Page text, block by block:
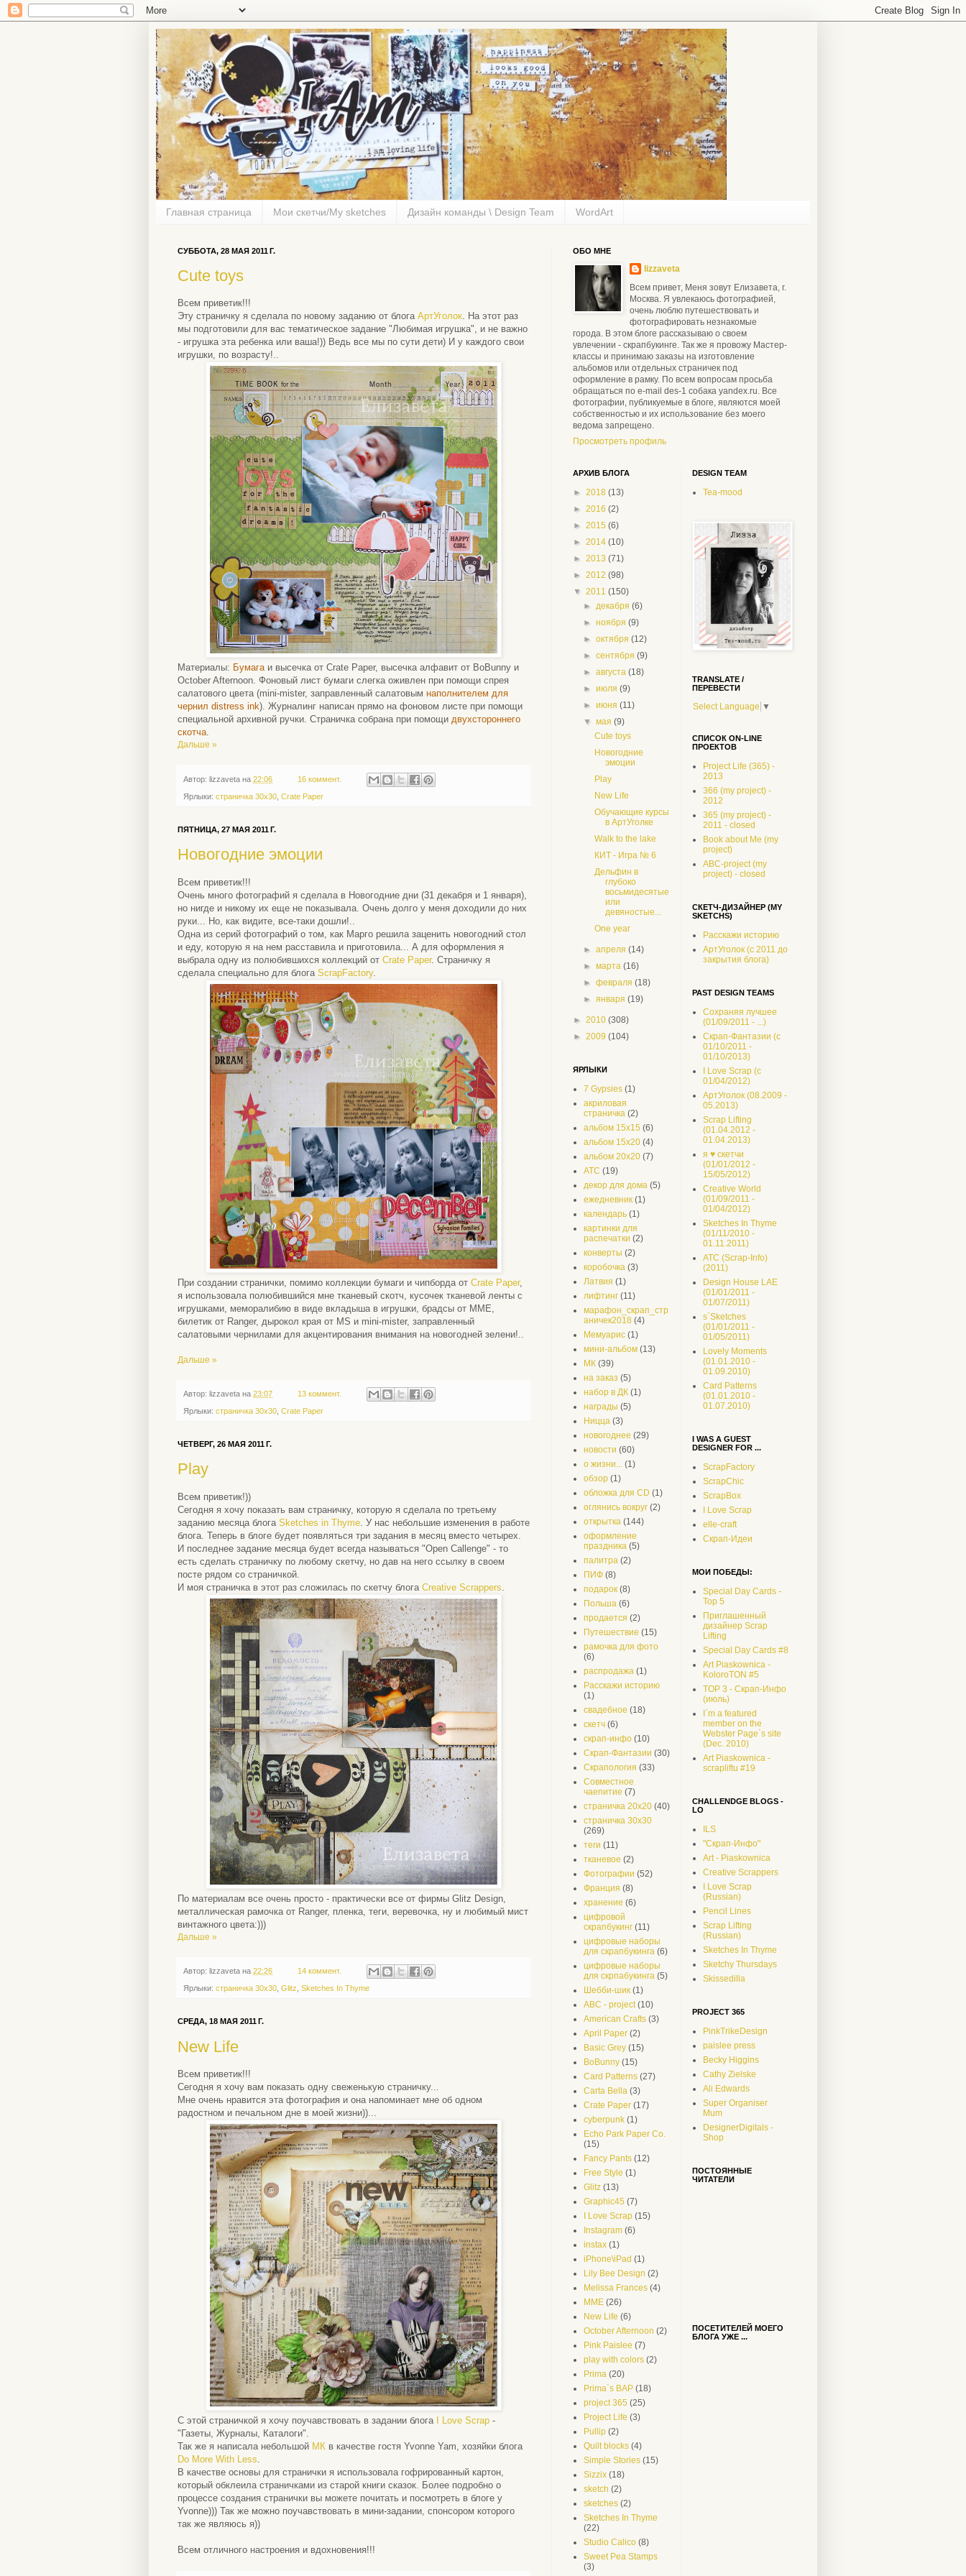
Главная страница Мои скетчи/My sketches Дизайн команды \ Design Team WordArt
СУББОТА, 28 МАЯ 2011 Г.
Cute toys
Всем приветик!!!
Эту страничку я сделала по новому заданию от блога АртУголок. На этот раз
мы подготовили для вас тематическое задание "Любимая игрушка", и не важно
- игрушка эта ребенка или ваша!)) Ведь все мы по сути дети) И у каждого свои
игрушки, по возрасту!..
Материалы: Бумагаи высечка от Crate Paper, высечка алфавит от BoBunny и
October Afternoon. Фоновый лист бумаги слегка оживлен при помощи спрея
салатового цвета (mini-mister, заправленный салатовым наполнителем для
чернил distress ink). Журналинг написан прямо на фоновом листе при помощи
специальной архивной ручки. Страничка собрана при помощи двухстороннего
скотча.
Дальше »
Автор: lizzaveta на 22:06 16 коммент.
Ярлыки: страничка 30х30 Crate Paper
ПЯТНИЦА, 27 МАЯ 2011 Г.
Новогодние эмоции
Всем приветик!!!
Очень много фотографий я сделала в Новогодние дни (31 декабря и 1 января),
но нигде и никому их еще не показывала. Очень долго у меня доходили до них
руки... Но, как видите, все-таки дошли!..
Одна из серий фотографий о том, как Марго решила заценить новогодний стол
и еду, которую я на нем расставила и приготовила... А для оформления я
выбрала одну из полюбившихся коллекций от Crate Paper. Страничку я
сделала специально для блога ScrapFactory.
При создании странички, помимо коллекции бумаги и чипборда от Crate Paper,
я использовала полюбившийся мне тканевый скотч, кусочек тканевой ленты с
игрушками, меморалибию в виде вкладыша в игрушки, брадсы от ММЕ,
билетик от Ranger, дырокол края от MS и mini-mister, заправленный
салатовыми чернилами для акцентирования внимания на новогодней зелени!..
Дальше »
Автор: lizzaveta на 23:07 13 коммент.
Ярлыки: страничка 30х30 Crate Paper
ЧЕТВЕРГ, 26 МАЯ 2011 Г.
Play
Всем приветик!))
Сегодня я хочу показать вам страничку, которую я сделала по третьему
заданию месяца блога Sketches in Thyme . У нас небольшие изменения в работе
блога. Теперь в блоге будет появляться три задания в месяц вместо четырех.
И последнее задание месяца будет всегда называться "Open Callenge" - то
есть сделать страничку по любому скетчу, но дав на него ссылку в своем
посте рядом со страничкой.
И моя страничка в этот раз сложилась по скетчу блога Creative Scrappers
По материалам все очень просто - практически все от фирмы Glitz Design,
металлическая рамочка от Ranger, пленка, теги, веревочка, ну и любимый мист
винтажного цвета:)))
Дальше »
Автор: lizzaveta на 22:26 14 коммент.
Ярлыки: страничка 30х30 Glitz Sketches In Thyme
СРЕДА, 18 МАЯ 2011 Г.
New Life
Всем приветик!!!
Сегодня я хочу вам показать одну свеженькую страничку...
Мне очень нравится эта фотография и она напоминает мне об одном
радостном и печальном дне в моей жизни))...
С этой страничкой я хочу поучавствовать в задании блога I Love Scrap -
"Газеты, Журналы, Каталоги".
Так же я написала небольшой МК в качестве гостя Yvonne Yam, хозяйки блога
Do More With Less
В качестве основы для странички я использовала гофрированный картон,
который обклеила страничками из старой книги сказок. Более подробно о
процессе создания странички вы можете почитать и посмотреть в блоге у
Yvonne))) Так же можно поучавствовать в мини-задании, спонсором которого
так же являюсь я))
Всем отличного настроения и вдохновения!!!
ОБО МНЕ
lizzaveta
Всем привет, Меня зовут Елизавета, г.
Москва. Я увлекаюсь фотографией,
очень люблю путешествовать и
фотографировать незнакомые
города. В этом блоге рассказываю о своем
увлечении - скрапбукинге. Так же я провожу Мастер-
классы и принимаю заказы на изготовление
альбомов или отдельных страничек под
оформление в рамку. По всем вопросам просьба
обращаться по e-mail des-1 собака yandex.ru. Все
фотографии, публикуемые в блоге, являются моей
собственностью и их использование без моего
ведома запрещено.
Просмотреть профиль
АРХИВ БЛОГА
► 2018 (13)
► 2016 (2)
► 2015 (6)
► 2014 (10)
► 2013 (71)
► 2012 (98)
▼ 2011 (150)
► декабря(6)
►ноября(9)
►октября(12)
►сентября(9)
►августа(18)
►июля(9)
►июня(11)
▼мая(9)
Cute toys
Новогодние
эмоции
Play
New Life
Обучающие курсы
в АртУголке
Walk to the lake
КИТ - Игра № 6
Дельфин в
глубоко
восьмидесятые
или
девяностые...
One year
►апреля(14)
►марта(16)
►февраля(18)
►января(19)
► 2010 (308)
► 2009 (104)
ЯРЛЫКИ
7 Gypsies (1)
акриловая
страничка (2)
альбом 15х15 (6)
альбом 15х20 (4)
альбом 20х20 (7)
АТС (19)
декор для дома (5)
ежедневник (1)
календарь (1)
картинки для
распечатки (2)
конверты (2)
коробочка (3)
Латвия (1)
лифтинг (11)
марафон_скрап_стр
аничек2018 (4)
Мемуарис (1)
мини-альбом (13)
МК (39)
на заказ (5)
набор в ДК (1)
награды (5)
Ницца (3)
новогоднее (29)
новости (60)
о жизни...
(1)
обзор (1)
обложка для CD (1)
оглянись вокруг (2)
открытка (144)
оформление
праздника (5)
палитра (2)
ПИФ (8)
подарок (8)
Польша (6)
продается (2)
Путешествие (15)
рамочка для фото
(6)
распродажа (1)
Расскажи историю
(1)
свадебное (18)
скетч (6)
скрап-инфо (10)
Скрап-Фантазии (30)
Скрапология (33)
Совместное
чаепитие (7)
страничка 20х20 (40)
страничка 30х30
(269)
теги (11)
тканевое (2)
Фотографии (52)
Франция (8)
хранение (6)
цифровой
скрапбукинг (11)
цифровые наборы
для скрапбукинга (6)
цифровые наборы
для скрпабукинга (5)
Шебби-шик (1)
ABC - project (10)
American Crafts (3)
April Paper (2)
Basic Grey (15)
BoBunny (15)
Card Patterns (27)
Carta Bella (3)
Crate Paper (17)
cyberpunk (1)
Echo Park Paper Co.
(15)
Fancy Pants (12)
Free Style (1)
Glitz (13)
Graphic45 (7)
I Love Scrap (15)
Instagram (6)
instax (1)
iPhone\iPad (1)
Lily Bee Design (2)
Melissa Frances (4)
MME (26)
New Life (6)
October Afternoon (2)
Pink Paislee (7)
play with colors (2)
Prima (20)
Prima`s BAP (18)
project 365 (25)
Project Life (3)
Pullip (2)
Quilt blocks (4)
Simple Stories (15)
Sizzix (18)
sketch (2)
sketches (2)
Sketches In Thyme
(22)
Studio Calico (8)
Sweet Pea Stamps
(3)
DESIGN TEAM
Tea-mood
TRANSLATE /
ПЕРЕВЕСТИ
Select Language ▼
СПИСОК ON-LINE
ПРОЕКТОВ
Project Life (365) -
2013
366 (my project) -
2012
365 (my project) -
2011 - closed
Book about Me (my
project)
ABC-project (my
project) - closed
СКЕТЧ-ДИЗАЙНЕР (MY
SKETCHS)
Расскажи историю
АртУголок (с 2011 до
закрытия блога)
PAST DESIGN TEAMS
Сохраняя лучшее
(01/09/2011 - ...)
Скрап-Фантазии (с
01/10/2011 -
01/10/2013)
I Love Scrap (c
01/04/2012)
АртУголок (08.2009 -
05.2013)
Scrap Lifting
(01.04.2012 -
01.04.2013)
я ♥ скетчи
(01/01/2012 -
15/05/2012)
Creative World
(01/09/2011 -
01/04/2012)
Sketches In Thyme
(01/11/2010 -
01.11.2011)
ATC (Scrap-Info)
(2011)
Design House LAE
(01/01/2011 -
01/07/2011)
s`Sketches
(01/01/2011 -
01/05/2011)
Lovely Moments
(01.01.2010 -
01.09.2010)
Card Patterns
(01.01.2010 -
01.07.2010)
I WAS A GUEST
DESIGNER FOR ...
ScrapFactory
ScrapChic
ScrapBox
I Love Scrap
elle-craft
Скрап-Идеи
МОИ ПОБЕДЫ:
Special Day Cards -
Top 5
Приглашенный
дизайнер Scrap
Lifting
Special Day Cards #8
Art Piaskownica -
KoloroTON #5
TOP 3 - Скрап-Инфо
(июль)
I`m a featured
member on the
Webster Page`s site
(Dec. 2010)
Art Piaskownica -
scrapliftu #19
CHALLENDGE BLOGS -
LO
ILS
"Скрап-Инфо"
Art - Piaskownica
Creative Scrappers
I Love Scrap
(Russian)
Pencil Lines
Scrap Lifting
(Russian)
Sketches In Thyme
Sketchy Thursdays
Skissedilla
PROJECT 365
PinkTrikeDesign
paislee press
Becky Higgins
Cathy Zielske
Ali Edwards
Super Organiser
Mum
DesignerDigitals -
Shop
ПОСТОЯННЫЕ
ЧИТАТЕЛИ
ПОСЕТИТЕЛЕЙ МОЕГО
БЛОГА УЖЕ ...